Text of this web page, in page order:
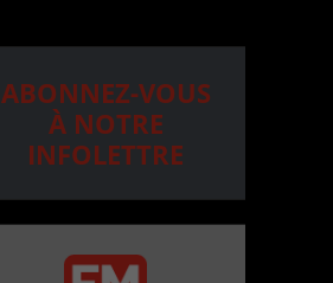
ABONNEZ-VOUS
À NOTRE
INFOLETTRE